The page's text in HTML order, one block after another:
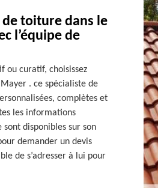
toiture dans le
l’équipe de
ou curatif, choisissez
. ce spécialiste de
complètes et
les informations
disponibles sur son
demander un devis
de s’adresser à lui pour